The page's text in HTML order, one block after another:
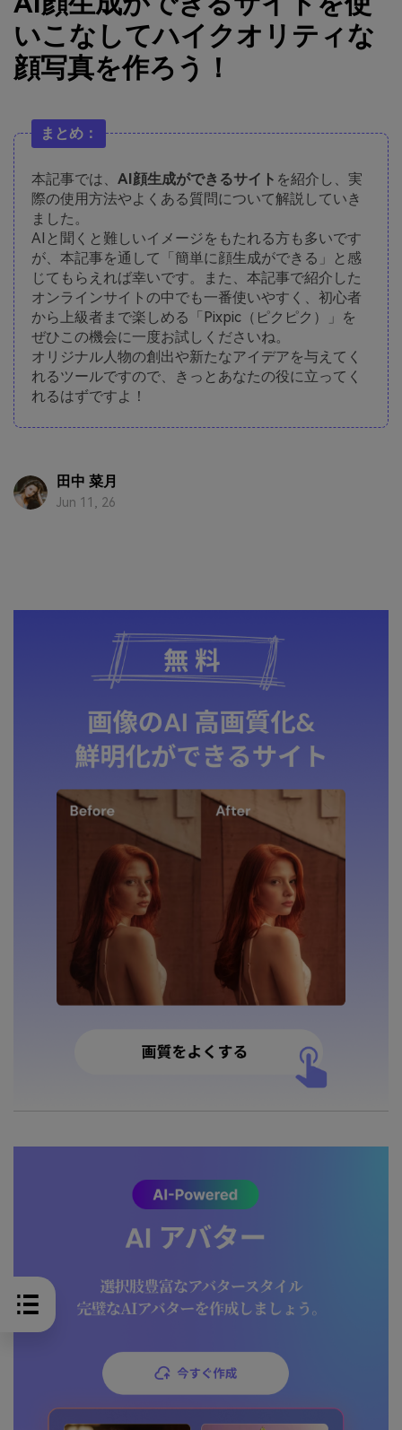
いこなしてハイクオリティな
顔写真を作ろう！
まとめ：
本記事では、AI顔生成ができるサイト を紹介し、実
際の使用方法やよくある質問について解説していき
ました。
AIと聞くと難しいイメージをもたれる方も多いです
が、本記事を通して「簡単に顔生成ができる」と感
じてもらえれば幸いです。また、本記事で紹介した
オンラインサイトの中でも一番使いやすく、初心者
から上級者まで楽しめる「Pixpic（ピクピク）」を
ぜひこの機会に一度お試しくださいね。
オリジナル人物の創出や新たなアイデアを与えてく
れるツールですので、きっとあなたの役に立ってく
れるはずですよ！
田中 菜月
Jun 11, 26